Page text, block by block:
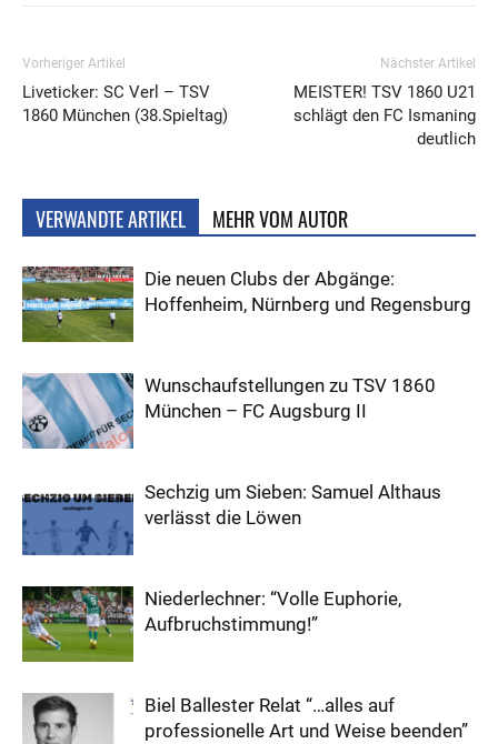
Vorheriger Artikel
Liveticker: SC Verl – TSV
1860 München (38.Spieltag)
Nächster Artikel
MEISTER! TSV 1860 U21
schlägt den FC Ismaning
deutlich
VERWANDTE ARTIKEL MEHR VOM AUTOR
Die neuen Clubs der Abgänge:
Hoffenheim, Nürnberg und Regensburg
Wunschaufstellungen zu TSV 1860
München – FC Augsburg II
Sechzig um Sieben: Samuel Althaus
verlässt die Löwen
Niederlechner: “Volle Euphorie,
Aufbruchstimmung!”
Biel Ballester Relat “…alles auf
professionelle Art und Weise beenden”